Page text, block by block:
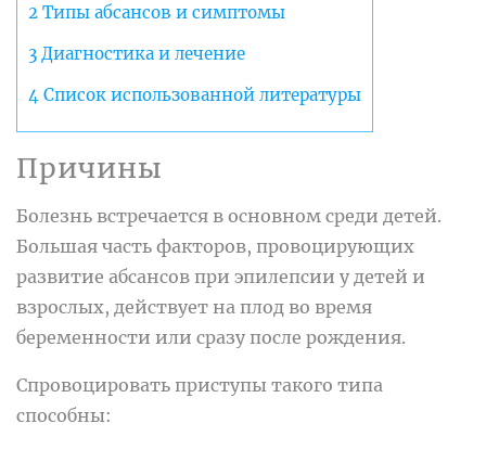
2 Типы абсансов и симптомы
3 Диагностика и лечение
4 Список использованной литературы
Причины
Болезнь встречается в основном среди детей.
Большая часть факторов, провоцирующих
развитие абсансов при эпилепсии у детей и
взрослых, действует на плод во время
беременности или сразу после рождения.
Спровоцировать приступы такого типа
способны: